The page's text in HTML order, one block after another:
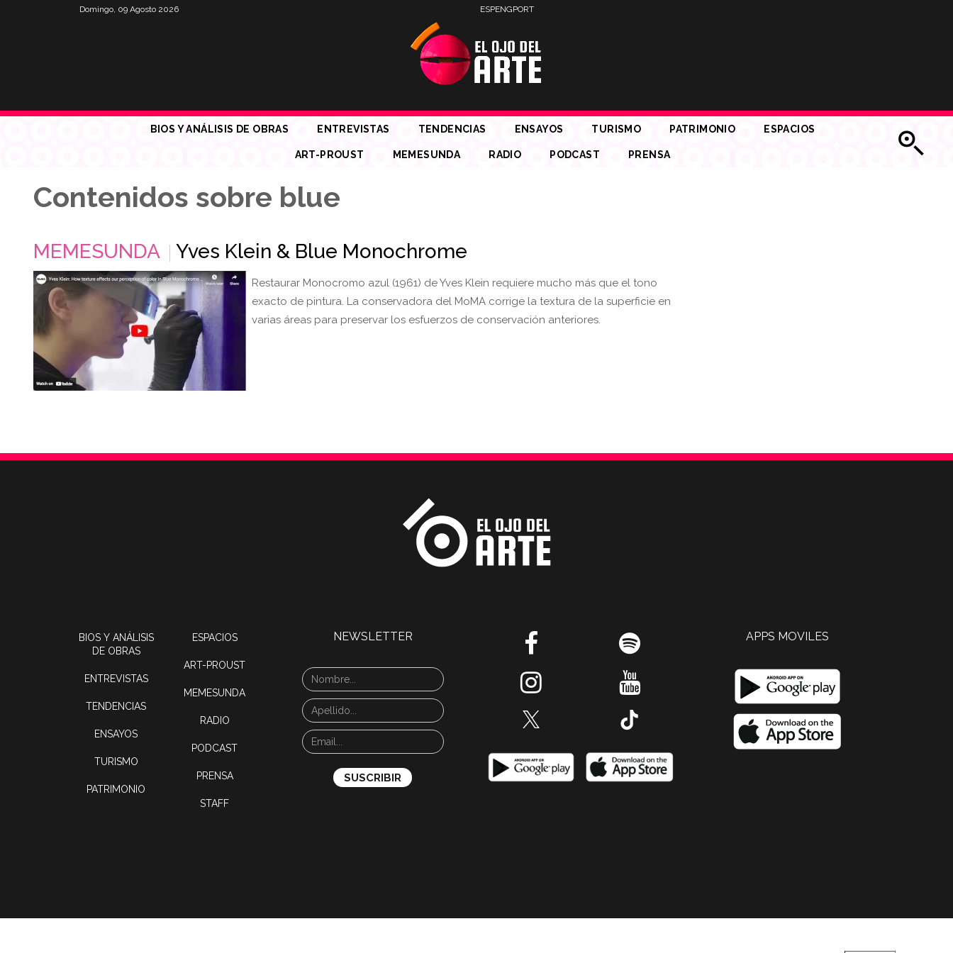
Domingo, 09 Agosto 2026 ESPENGPORT
BIOS Y ANÁLISIS DE OBRAS ENTREVISTAS TENDENCIAS ENSAYOS TURISMO PATRIMONIO ESPACIOS
ART-PROUST MEMESUNDA RADIO PODCAST PRENSA
Contenidos sobre blue
MEMESUNDA Yves Klein & Blue Monochrome
Restaurar Monocromo azul (1961) de Yves Klein requiere mucho más que el tono
exacto de pintura. La conservadora del MoMA corrige la textura de la superficie en
varias áreas para preservar los esfuerzos de conservación anteriores.
BIOS Y ANÁLISIS
DE OBRAS
ENTREVISTAS
TENDENCIAS
ENSAYOS
TURISMO
PATRIMONIO
ESPACIOS
ART-PROUST
MEMESUNDA
RADIO
PODCAST
PRENSA
STAFF
NEWSLETTER APPS MOVILES